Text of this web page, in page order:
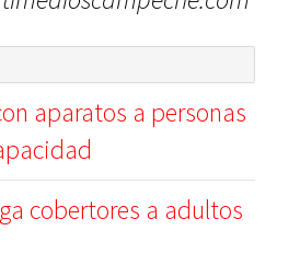
aparatos a personas
cobertores a adultos